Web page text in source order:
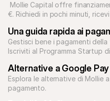
€. Richiedi in pochi minuti,
Una guida rapida ai
Gestisci bene i pagamenti
Iscriviti al Programma Startup
Alternative a Google Pay
Esplora le alternative di Mollie
pagamento.